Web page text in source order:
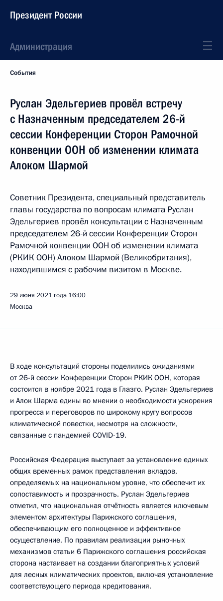
Президент России
Администрация
События
Руслан Эдельгериев провёл встречу
с Назначенным председателем 26-й
сессии Конференции Сторон Рамочной
конвенции ООН об изменении климата
Алоком Шармой
Советник Президента, специальный представитель
главы государства по вопросам климата Руслан
Эдельгериев провёл консультации с Назначенным
председателем 26-й сессии Конференции Сторон
Рамочной конвенции ООН об изменении климата
(РКИК ООН) Алоком Шармой (Великобритания),
находившимся с рабочим визитом в Москве.
29 июня 2021 года 16:00
Москва
В ходе консультаций стороны поделились ожиданиями
от 26-й сессии Конференции Сторон РКИК ООН, которая
состоится в ноябре 2021 года в Глазго. Руслан Эдельгериев
и Алок Шарма едины во мнении о необходимости ускорения
прогресса и переговоров по широкому кругу вопросов
климатической повестки, несмотря на сложности,
связанные с пандемией COVID-19.
Российская Федерация выступает за установление единых
общих временных рамок представления вкладов,
определяемых на национальном уровне, что обеспечит их
сопоставимость и прозрачность. Руслан Эдельгериев
отметил, что национальная отчётность является ключевым
элементом архитектуры Парижского соглашения,
обеспечивающим его полноценное и эффективное
осуществление. По правилам реализации рыночных
механизмов статьи 6 Парижского соглашения российская
сторона настаивает на создании благоприятных условий
для лесных климатических проектов, включая установление
соответствующего периода кредитования.